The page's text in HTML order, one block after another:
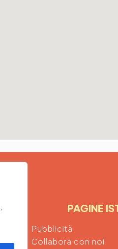
PAGINE
Pubblicità
Collabora con noi